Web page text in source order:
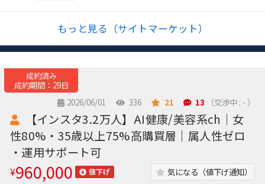
もっと見る（サイトマーケット）
成約済み
成約期間：29日
2026/06/01
336 21 13 （交渉中 : - ）
【インスタ3.2万人】AI健康/美容系ch｜女
性80%・35歳以上75%高購買層｜属人性ゼロ
・運用サポート可
¥960,000 値下げ 気になる（値下げ通知）